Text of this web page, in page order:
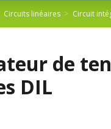
Circuits linéaires Circuit
de
DIL